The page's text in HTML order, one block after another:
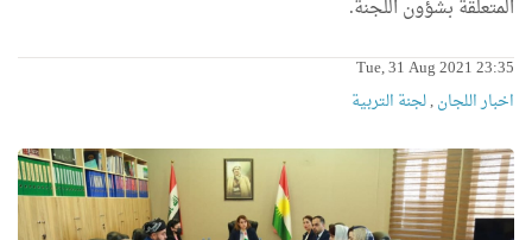
المتعلقة بشؤون اللجنة.
Tue, 31 Aug 2021 23:35
اخبار اللجان,لجنة التربية